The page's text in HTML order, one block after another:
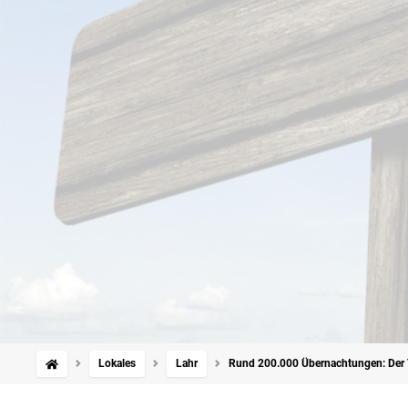
Lokales Lahr Rund 200.000 Übernachtungen: